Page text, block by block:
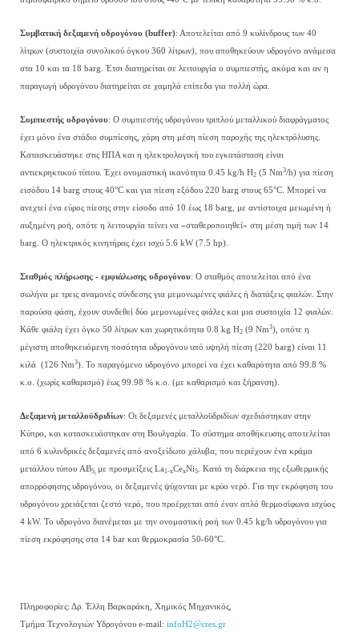
Συμβατική δεξαμενή υδρογόνου (buffer): Αποτελείται από 9 κυλίνδρους των 40
λίτρων (συστοιχία συνολικού όγκου 360 λίτρων), που αποθηκεύουν υδρογόνο ανάμεσα
στα 10 και τα 18 barg. Έτσι διατηρείται σε λειτουργία ο συμπιεστής, ακόμα και αν η
παραγωγή υδρογόνου διατηρείται σε χαμηλά επίπεδα για πολλή ώρα.
Συμπιεστής υδρογόνου: Ο συμπιεστής υδρογόνου τριπλού μεταλλικού διαφράγματος
έχει μόνο ένα στάδιο συμπίεσης, χάρη στη μέση πίεση παροχής της ηλεκτρόλυσης.
Κατασκευάστηκε στις ΗΠΑ και η ηλεκτρολογική του εγκατάσταση είναι
αντιεκρηκτικού τύπου. Έχει ονομαστική ικανότητα 0.45 kg/h H2 (5 Nm3/h) για πίεση
εισόδου 14 barg στους 40°C και για πίεση εξόδου 220 barg στους 65°C. Μπορεί να
ανεχτεί ένα εύρος πίεσης στην είσοδο από 10 έως 18 barg, με αντίστοιχα μειωμένη ή
αυξημένη ροή, οπότε η λειτουργία τείνει να «σταθεροποιηθεί» στη μέση τιμή των 14
barg. Ο ηλεκτρικός κινητήρας έχει ισχύ 5.6 kW (7.5 hp).
Σταθμός πλήρωσης - εμφιάλωσης υδρογόνου: Ο σταθμός αποτελείται από ένα
σωλήνα με τρεις αναμονές σύνδεσης για μεμονωμένες φιάλες ή διατάξεις φιαλών. Στην
παρούσα φάση, έχουν συνδεθεί δύο μεμονωμένες φιάλες και μια συστοιχία 12 φιαλών.
Κάθε φιάλη έχει όγκο 50 λίτρων και χωρητικότητα 0.8 kg H2 (9 Nm3), οπότε η
μέγιστη αποθηκευόμενη ποσότητα υδρογόνου υπό υψηλή πίεση (220 barg) είναι 11
κιλά (126 Nm3). Το παραγόμενο υδρογόνο μπορεί να έχει καθαρότητα από 99.8 %
κ.ο. (χωρίς καθαρισμό) έως 99.98 % κ.ο. (με καθαρισμό και ξήρανση).
Δεξαμενή μεταλλοϋδριδίων: Οι δεξαμενές μεταλλοϋδριδίων σχεδιάστηκαν στην
Κύπρο, και κατασκευάστηκαν στη Βουλγαρία. Το σύστημα αποθήκευσης αποτελείται
από 6 κυλινδρικές δεξαμενές από ανοξείδωτο χάλυβα, που περιέχουν ένα κράμα
μετάλλου τύπου AB5, με προσμείξεις La 1-xCexNi5
. Κατά τη διάρκεια της εξωθερμικής
απορρόφησης υδρογόνου, οι δεξαμενές ψύχονται με κρύο νερό. Για την εκρόφηση του
υδρογόνου χρειάζεται ζεστό νερό, που προέρχεται από έναν απλό θερμοσίφωνα ισχύος
4 kW. Το υδρογόνο διανέμεται με την ονομαστική ροή των 0.45 kg/h υδρογόνου για
πίεση εκρόφησης στα 14 bar και θερμοκρασία 50-60°C.
Πληροφορίες: Δρ. Έλλη Βαρκαράκη, Χημικός Μηχανικός,
Τμήμα Τεχνολογιών Υδρογόνου e-mail: infoH2@cres.gr